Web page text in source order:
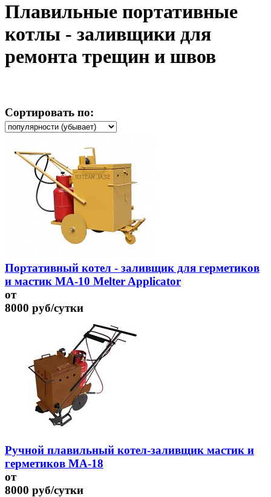
Плавильные портативные
котлы - заливщики для
ремонта трещин и швов
Сортировать по:
Портативный котел - заливщик для герметиков
и мастик MA-10 Melter Applicator
от
8000 руб/сутки
Ручной плавильный котел-заливщик мастик и
герметиков МА-18
от
8000 руб/сутки